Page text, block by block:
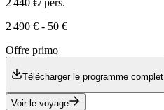
2 440 €/ pers.
2 490 € - 50 €
Offre primo
Télécharger le programme complet
Voir le voyage